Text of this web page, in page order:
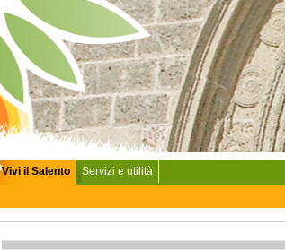
Vivi il Salento
Servizi e utilità